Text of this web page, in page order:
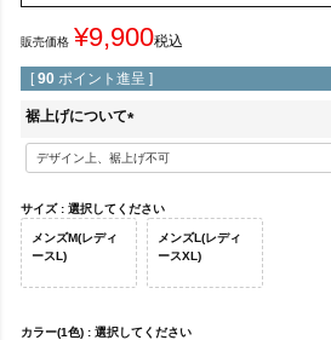
販売価格 ¥9,900税込
[ 90 ポイント進呈 ]
裾上げについて
(
必
)
サイズ 選択してください
メンズM(レディ
ースL)
メンズL(レディ
ースXL)
カラー(1色) 選択してください